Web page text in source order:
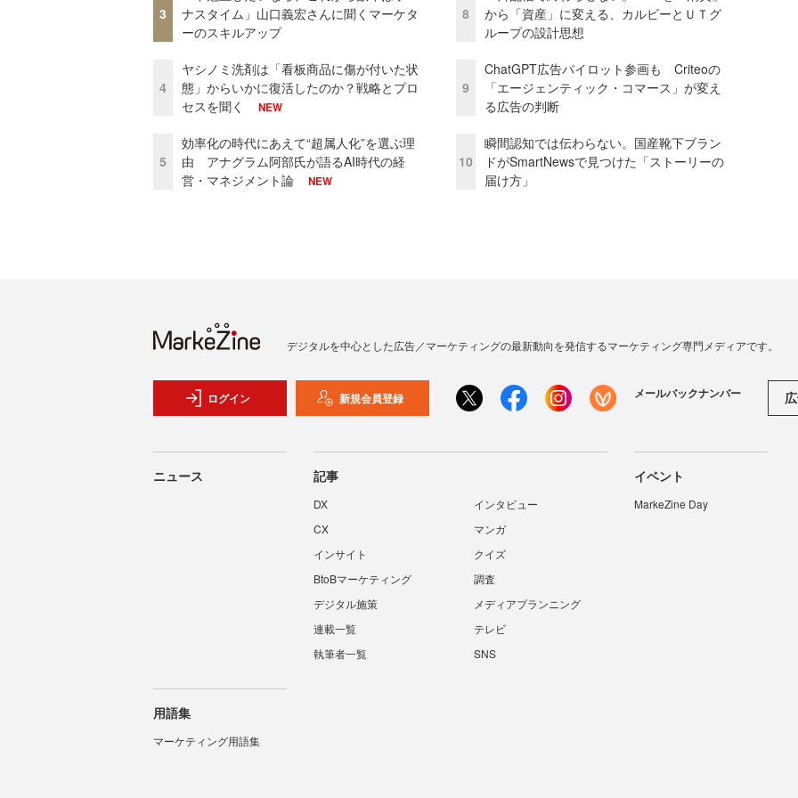
3
ナスタイム」山口義宏さんに聞くマーケタ
ーのスキルアップ
4
ヤシノミ洗剤は「看板商品に傷が付いた状
態」からいかに復活したのか？戦略とプロ
セスを聞く
NEW
5
効率化の時代にあえて“超属人化”を選ぶ理
由 アナグラム阿部氏が語るAI時代の経
営・マネジメント論
NEW
8
から「資産」に変える、カルビーとＵＴグ
ループの設計思想
9
ChatGPT広告パイロット参画も Criteoの
「エージェンティック・コマース」が変え
る広告の判断
10
瞬間認知では伝わらない。国産靴下ブラン
ドがSmartNewsで見つけた「ストーリーの
届け方」
デジタルを中心とした広告／マーケティングの最新動向を発信するマーケティング専門メディアです。
ログイン 新規会員登録 メールバックナンバー
ニュース 記事
DX
インタビュー
CX
マンガ
インサイト
クイズ
BtoBマーケティング
調査
デジタル施策
メディアプランニング
連載一覧
テレビ
執筆者一覧
SNS
イベント
MarkeZine Day
用語集
マーケティング用語集